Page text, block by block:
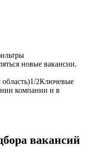
новые вакансии.
1/2Ключевые
компании и в
вакансий